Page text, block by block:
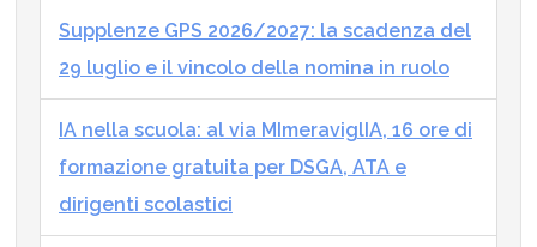
Supplenze GPS 2026/2027: la scadenza del
29 luglio e il vincolo della nomina in ruolo
IA nella scuola: al via MImeraviglIA, 16 ore di
formazione gratuita per DSGA, ATA e
dirigenti scolastici